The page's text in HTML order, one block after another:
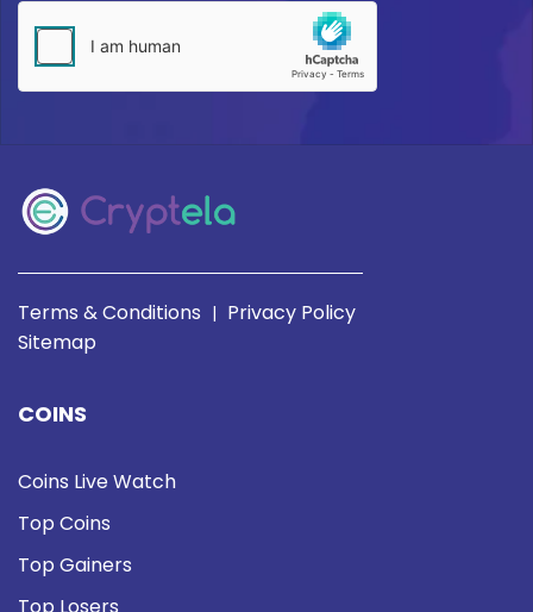
Terms & Conditions | Privacy Policy
Sitemap
COINS
Coins Live Watch
Top Coins
Top Gainers
Top Losers